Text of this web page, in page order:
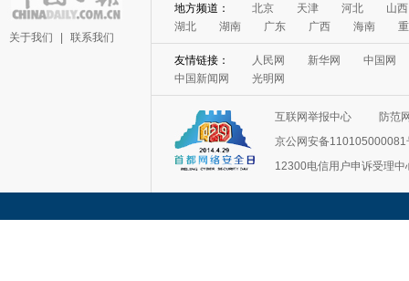
关于我们 联系我们
地方频道： 北京 天津 河北
山西
湖北
湖南 广东 广西 海南
友情链接： 人民网 新华网
中国网
中国新闻网
光明网
互联网举报中心
防范
京公网安备110105000081
12300电信用户申诉受理中